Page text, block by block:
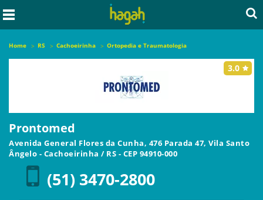
Home RS Cachoeirinha Ortopedia e Traumatologia
3.0
Prontomed
Avenida General Flores da Cunha, 476 Parada 47, Vila Santo
Ângelo - Cachoeirinha / RS - CEP 94910-000
(51) 3470-2800